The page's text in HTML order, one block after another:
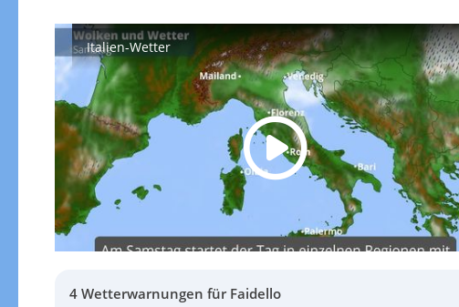
Italien-Wetter
4 Wetterwarnungen für Faidello